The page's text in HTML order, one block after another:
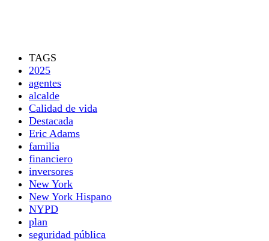
TAGS
2025
agentes
alcalde
Calidad de vida
Destacada
Eric Adams
familia
financiero
inversores
New York
New York Hispano
NYPD
plan
seguridad pública